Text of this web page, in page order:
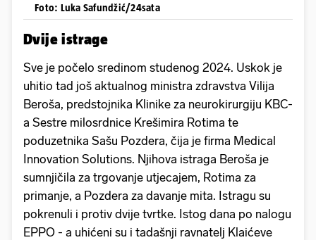
Foto: Luka Safundžić/24sata
Dvije istrage
Sve je počelo sredinom studenog 2024. Uskok je
uhitio tad još aktualnog ministra zdravstva Vilija
Beroša, predstojnika Klinike za neurokirurgiju KBC-
a Sestre milosrdnice Krešimira Rotima te
poduzetnika Sašu Pozdera, čija je firma Medical
Innovation Solutions. Njihova istraga Beroša je
sumnjičila za trgovanje utjecajem, Rotima za
primanje, a Pozdera za davanje mita. Istragu su
pokrenuli i protiv dvije tvrtke. Istog dana po nalogu
EPPO - a uhićeni su i tadašnji ravnatelj Klaićeve